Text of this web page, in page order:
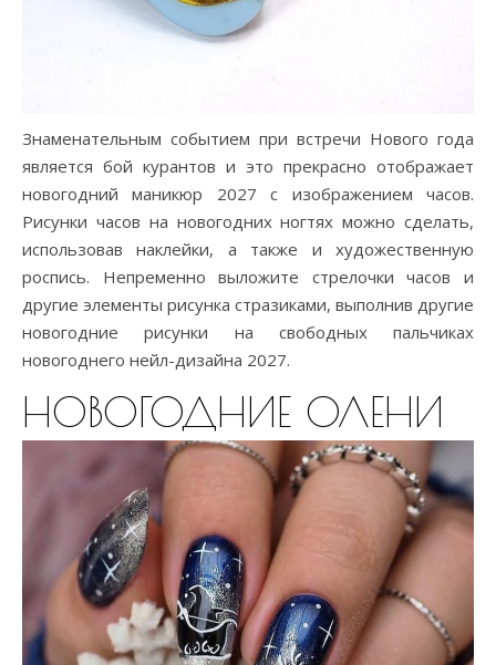
Знаменательным событием при встречи Нового года
является бой курантов и это прекрасно отображает
новогодний маникюр 2027 с изображением часов.
Рисунки часов на новогодних ногтях можно сделать,
использовав наклейки, а также и художественную
роспись. Непременно выложите стрелочки часов и
другие элементы рисунка стразиками, выполнив другие
новогодние рисунки на свободных пальчиках
новогоднего нейл-дизайна 2027.
НОВОГОДНИЕ ОЛЕНИ